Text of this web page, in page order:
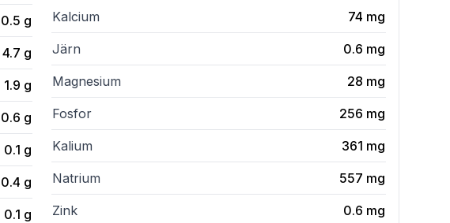
0.5 g
4.7 g
1.9 g
0.6 g
0.1 g
0.4 g
0.1 g
Kalcium 74 mg
Järn 0.6 mg
Magnesium 28 mg
Fosfor 256 mg
Kalium 361 mg
Natrium 557 mg
Zink 0.6 mg